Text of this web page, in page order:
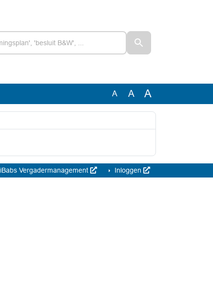
A A A
iBabs Vergadermanagement Inloggen